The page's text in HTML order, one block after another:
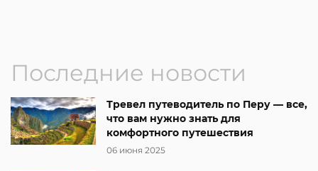
Последние новости
Тревел путеводитель по Перу — все,
что вам нужно знать для
комфортного путешествия
06 июня 2025